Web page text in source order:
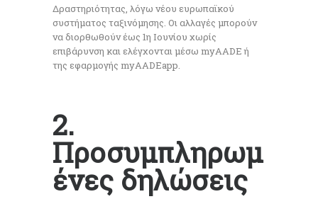
Δραστηριότητας, λόγω νέου ευρωπαϊκού
συστήματος ταξινόμησης. Οι αλλαγές μπορούν
να διορθωθούν έως 1η Ιουνίου χωρίς
επιβάρυνση και ελέγχονται μέσω myAADE ή
της εφαρμογής myAADEapp.
2.
Προσυμπληρωμ
ένες δηλώσεις